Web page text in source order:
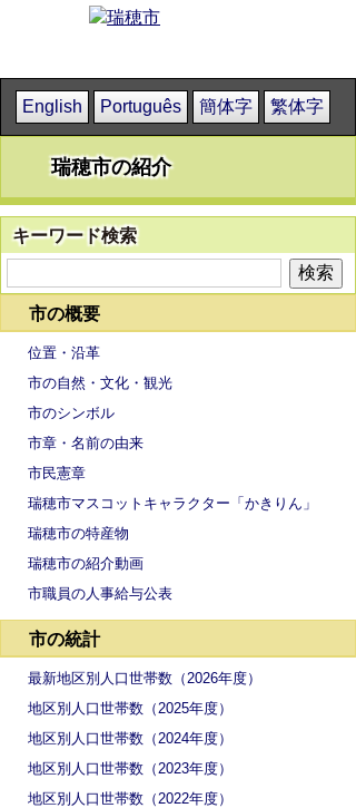
English Português 簡体字 繁体字
瑞穂市の紹介
キーワード検索
市の概要
位置・沿革
市の自然・文化・観光
市のシンボル
市章・名前の由来
市民憲章
瑞穂市マスコットキャラクター「かきりん」
瑞穂市の特産物
瑞穂市の紹介動画
市職員の人事給与公表
市の統計
最新地区別人口世帯数（2026年度）
地区別人口世帯数（2025年度）
地区別人口世帯数（2024年度）
地区別人口世帯数（2023年度）
地区別人口世帯数（2022年度）